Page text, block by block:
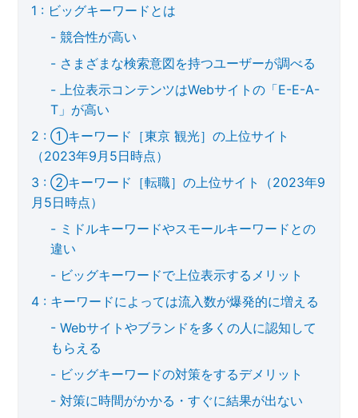
ビッグキーワードとは
競合性が高い
さまざまな検索意図を持つユーザーが調べる
上位表示コンテンツはWebサイトの「E-E-A-
T」が高い
①キーワード［東京 観光］の上位サイト
（2023年9月5日時点）
②キーワード［転職］の上位サイト（2023年9
月5日時点）
ミドルキーワードやスモールキーワードとの
違い
ビッグキーワードで上位表示するメリット
キーワードによっては流入数が爆発的に増える
Webサイトやブランドを多くの人に認知して
もらえる
ビッグキーワードの対策をするデメリット
対策に時間がかかる・すぐに結果が出ない